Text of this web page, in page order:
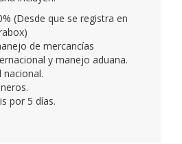
ESPECIALES
instrucción especial, considera un
USD $10 + IVA.